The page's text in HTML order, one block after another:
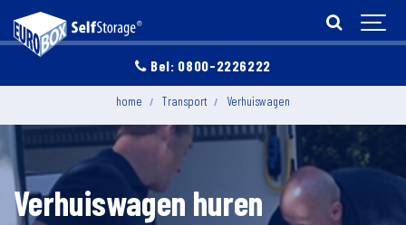
home Transport Verhuiswagen
Verhuiswagen huren
Bel: 0800-2226222